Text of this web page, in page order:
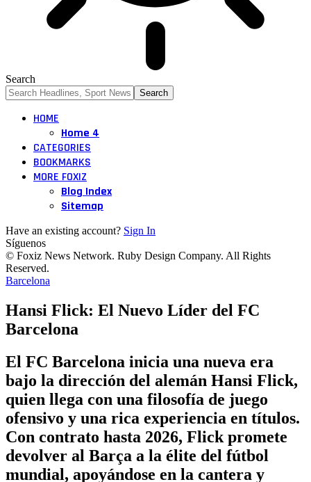
Search
HOME
Home 4
CATEGORIES
BOOKMARKS
MORE FOXIZ
Blog Index
Sitemap
Have an existing account? Sign In
Síguenos
© Foxiz News Network. Ruby Design Company. All Rights
Reserved.
Barcelona
Hansi Flick: El Nuevo Líder del FC
Barcelona
El FC Barcelona inicia una nueva era
bajo la dirección del alemán Hansi Flick,
quien llega con una filosofía de juego
ofensivo y una rica experiencia en títulos.
Con contrato hasta 2026, Flick promete
devolver al Barça a la élite del fútbol
mundial, apoyándose en la cantera y